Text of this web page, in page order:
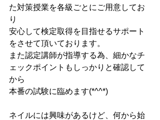
た対策授業を各級ごとにご用意してお
り
安心して検定取得を目指せるサポート
をさせて頂いております。
また認定講師が指導する為、細かなチ
ェックポイントもしっかりと確認して
から
本番の試験に臨めます(*^^*)
ネイルには興味があるけど、何から始